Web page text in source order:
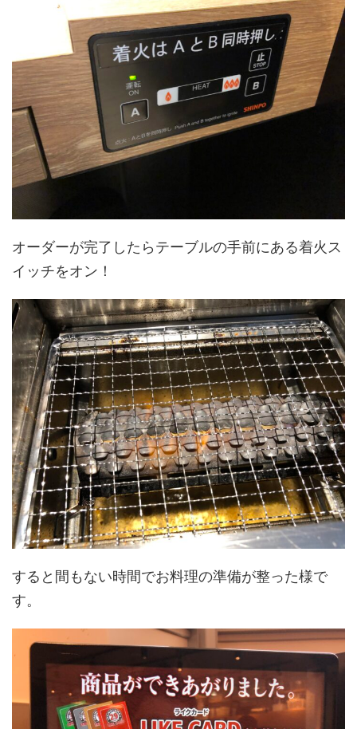
オーダーが完了したらテーブルの手前にある着火ス
イッチをオン！
すると間もない時間でお料理の準備が整った様で
す。